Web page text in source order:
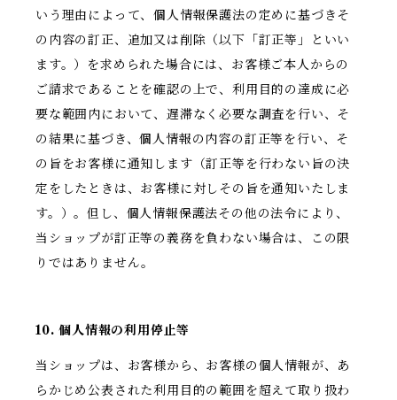
いう理由によって、個人情報保護法の定めに基づきそ
の内容の訂正、追加又は削除（以下「訂正等」といい
ます。）を求められた場合には、お客様ご本人からの
ご請求であることを確認の上で、利用目的の達成に必
要な範囲内において、遅滞なく必要な調査を行い、そ
の結果に基づき、個人情報の内容の訂正等を行い、そ
の旨をお客様に通知します（訂正等を行わない旨の決
定をしたときは、お客様に対しその旨を通知いたしま
す。）。但し、個人情報保護法その他の法令により、
当ショップが訂正等の義務を負わない場合は、この限
りではありません。
10. 個人情報の利用停止等
当ショップは、お客様から、お客様の個人情報が、あ
らかじめ公表された利用目的の範囲を超えて取り扱わ